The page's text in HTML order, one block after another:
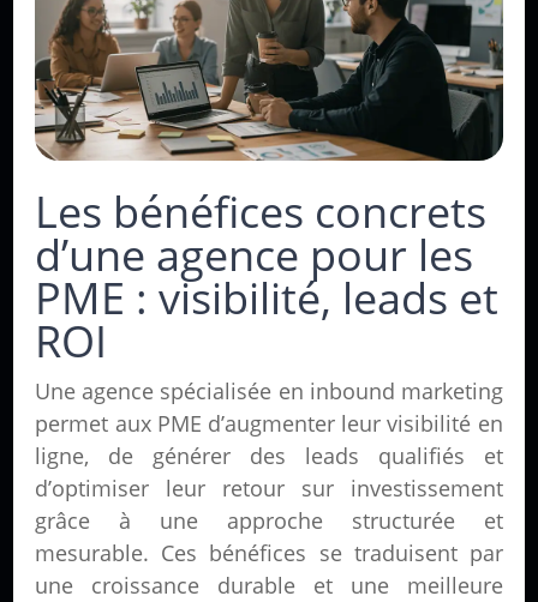
Les bénéfices concrets
d’une agence pour les
PME : visibilité, leads et
ROI
Une agence spécialisée en inbound marketing
permet aux PME d’augmenter leur visibilité en
ligne, de générer des leads qualifiés et
d’optimiser leur retour sur investissement
grâce à une approche structurée et
mesurable. Ces bénéfices se traduisent par
une croissance durable et une meilleure